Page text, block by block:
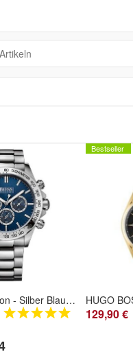
Hugo Boss Ikon - Silber Blau - Herrenuhr 44mm - HB 1512963 - Chronograph
Bestseller
129,90 €